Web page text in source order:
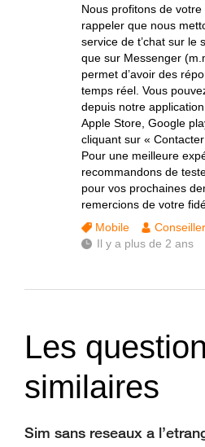
Nous profitons de
rappeler que nous
service de t’chat sur le
que sur Messenger
permet d’avoir des
temps réel. Vous
depuis notre
Apple Store, Google
cliquant sur «
Pour une meilleure
recommandons de
pour vos prochaines
remercions de votre
Mobile
Il y a plus de 2 ans
Les
similaires
Sim sans reseaux a